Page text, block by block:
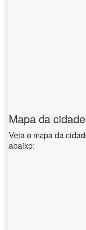
Mapa da
Veja o mapa da
abaixo: